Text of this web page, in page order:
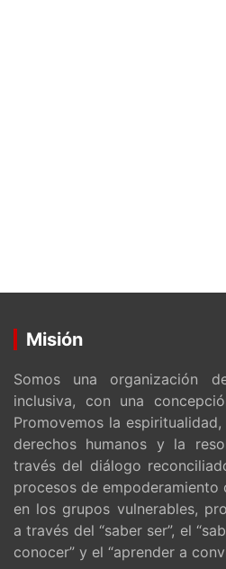
Misión
Somos una organización
inclusiva, con una
Promovemos la
derechos humanos y la
través del diálogo
procesos de empoderamiento
en los grupos vulnerables,
a través del “saber ser”, el
conocer” y el “aprender a